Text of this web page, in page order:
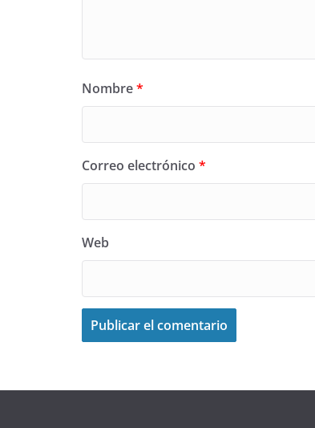
Nombre*
Correo electrónico *
Web